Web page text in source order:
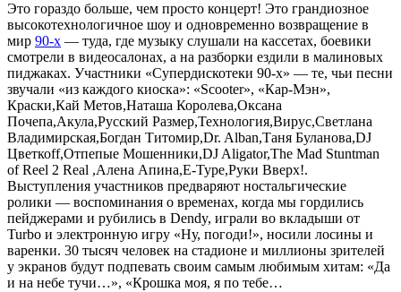
Это гораздо больше, чем просто концерт! Это грандиозное
высокотехнологичное шоу и одновременно возвращение в
мир 90-х — туда, где музыку слушали на кассетах, боевики
смотрели в видеосалонах, а на разборки ездили в малиновых
пиджаках. Участники «Супердискотеки 90-х» — те, чьи песни
звучали «из каждого киоска»: «Scooter», «Кар-Мэн»,
Краски,Кай Метов,Наташа Королева,Оксана
Почепа,Акула,Русский Размер,Технология,Вирус,Светлана
Владимирская,Богдан Титомир,Dr. Alban,Таня Буланова,DJ
Цветкоff,Отпепые Мошенники,DJ Aligator,The Mad Stuntman
of Reel 2 Real ,Алена Апина,E-Type,Руки Вверх!.
Выступления участников предваряют ностальгические
ролики — воспоминания о временах, когда мы гордились
пейджерами и рубились в Dendy, играли во вкладыши от
Turbo и электронную игру «Ну, погоди!», носили лосины и
варенки. 30 тысяч человек на стадионе и миллионы зрителей
у экранов будут подпевать своим самым любимым хитам: «Да
и на небе тучи…», «Крошка моя, я по тебе…